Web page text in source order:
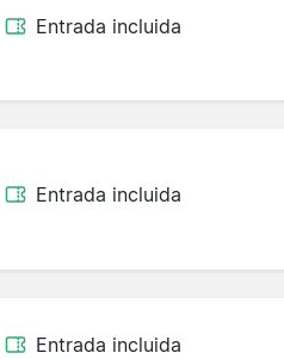
Entrada incluida
Entrada incluida
Entrada incluida